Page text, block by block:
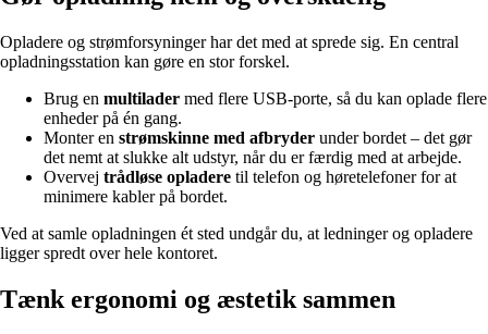
Opladere og strømforsyninger har det med at sprede sig. En central
opladningsstation kan gøre en stor forskel.
Brug en multilader med flere USB-porte, så du kan oplade flere
enheder på én gang.
Monter en strømskinne med afbryder under bordet – det gør
det nemt at slukke alt udstyr, når du er færdig med at arbejde.
Overvej trådløse opladere til telefon og høretelefoner for at
minimere kabler på bordet.
Ved at samle opladningen ét sted undgår du, at ledninger og opladere
ligger spredt over hele kontoret.
Tænk ergonomi og æstetik sammen